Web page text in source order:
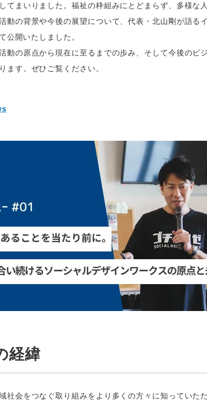
てまいりました。福祉の枠組みにとどまらず、多様な
動の背景や今後の展望について、代表・北山剛が語る
公開いたしました。
動の原点から現在に至るまでの歩み、そして今後のビ
ます。ぜひご覧ください。
経緯
社会をつなぐ取り組みをより多くの方々に知っていた